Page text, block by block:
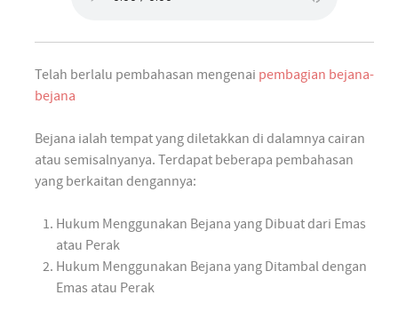
Telah berlalu pembahasan mengenai pembagian bejana-
bejana
Bejana ialah tempat yang diletakkan di dalamnya cairan
atau semisalnyanya. Terdapat beberapa pembahasan
yang berkaitan dengannya:
Hukum Menggunakan Bejana yang Dibuat dari Emas
atau Perak
Hukum Menggunakan Bejana yang Ditambal dengan
Emas atau Perak